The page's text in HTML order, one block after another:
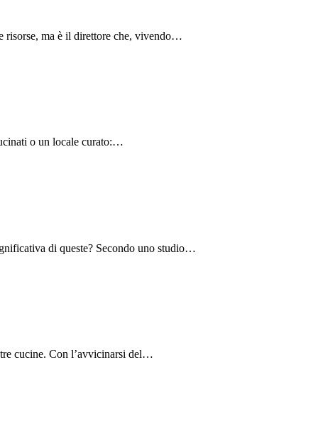
risorse, ma è il direttore che, vivendo…
o un locale curato:…
di queste? Secondo uno studio…
cucine. Con l’avvicinarsi del…